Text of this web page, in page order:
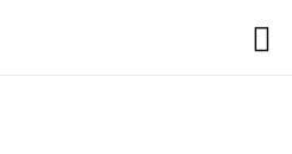
Search